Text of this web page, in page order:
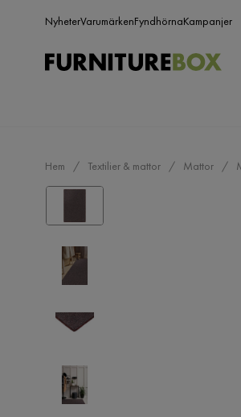
NyheterVarumärkenFyndhörnaKampanjer
Hem Textilier & mattor Mattor